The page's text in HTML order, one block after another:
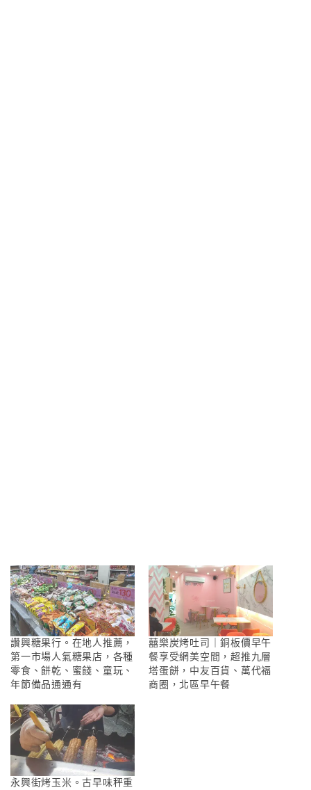
讚興糖果行。在地人推薦，
第一市場人氣糖果店，各種
零食、餅乾、蜜餞、童玩、
年節備品通通有
囍樂炭烤吐司｜銅板價早午
餐享受網美空間，超推九層
塔蛋餅，中友百貨、萬代福
商圈，北區早午餐
永興街烤玉米。古早味秤重